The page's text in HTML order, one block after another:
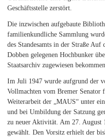
Geschäftsstelle zerstört.
Die inzwischen aufgebaute
familienkundliche Sammlung
des Standesamts in der Straße
Dobben gelegenen Hochbunker
Staatsarchiv zugewiesen
Im Juli 1947 wurde aufgrund der
Vollmachten vom Bremer Senator
Weiterarbeit der „MAUS“ unter
und bei Umbildung der Satzung
zu neuer Aktivität. Am 27. August
gewählt. Den Vorsitz erhielt der